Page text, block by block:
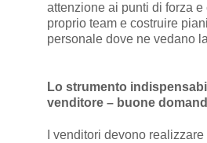
attenzione ai punti di forza e
proprio team e costruire
personale dove ne vedano
Lo strumento
venditore – buone
I venditori devono